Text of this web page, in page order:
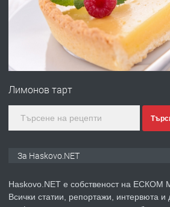
№4120
Лимонов тарт
За Haskovo.NET
Haskovo.NET е собственост на
Всички статии, репортажи, интервюта и